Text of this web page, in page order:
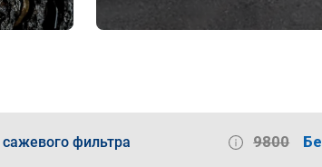
фильтра 9800